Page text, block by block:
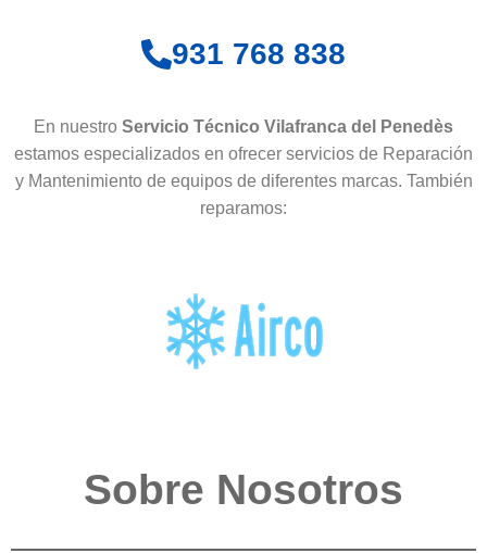
931 768 838
En nuestro Servicio Técnico Vilafranca del Penedès
estamos especializados en ofrecer servicios de Reparación
y Mantenimiento de equipos de diferentes marcas. También
reparamos:
Sobre Nosotros